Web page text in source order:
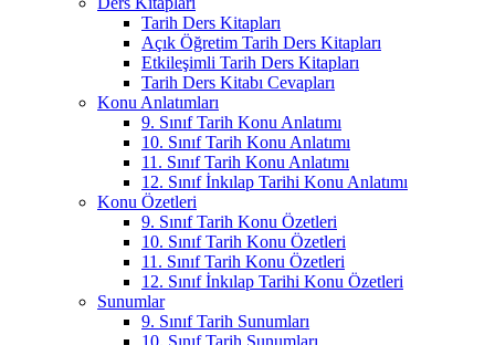
Tarih Ders Kitapları
Açık Öğretim Tarih Ders Kitapları
Etkileşimli Tarih Ders Kitapları
Tarih Ders Kitabı Cevapları
Konu Anlatımları
9. Sınıf Tarih Konu Anlatımı
10. Sınıf Tarih Konu Anlatımı
11. Sınıf Tarih Konu Anlatımı
12. Sınıf İnkılap Tarihi Konu Anlatımı
Konu Özetleri
9. Sınıf Tarih Konu Özetleri
10. Sınıf Tarih Konu Özetleri
11. Sınıf Tarih Konu Özetleri
12. Sınıf İnkılap Tarihi Konu Özetleri
Sunumlar
9. Sınıf Tarih Sunumları
10. Sınıf Tarih Sunumları